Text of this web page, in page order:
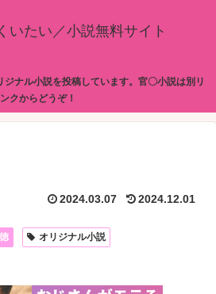
いたい／小説無料サイト
ナル小説を投稿しています。官〇小説は別リ
ンクからどうぞ！
2024.03.07 2024.12.01
オリジナル小説